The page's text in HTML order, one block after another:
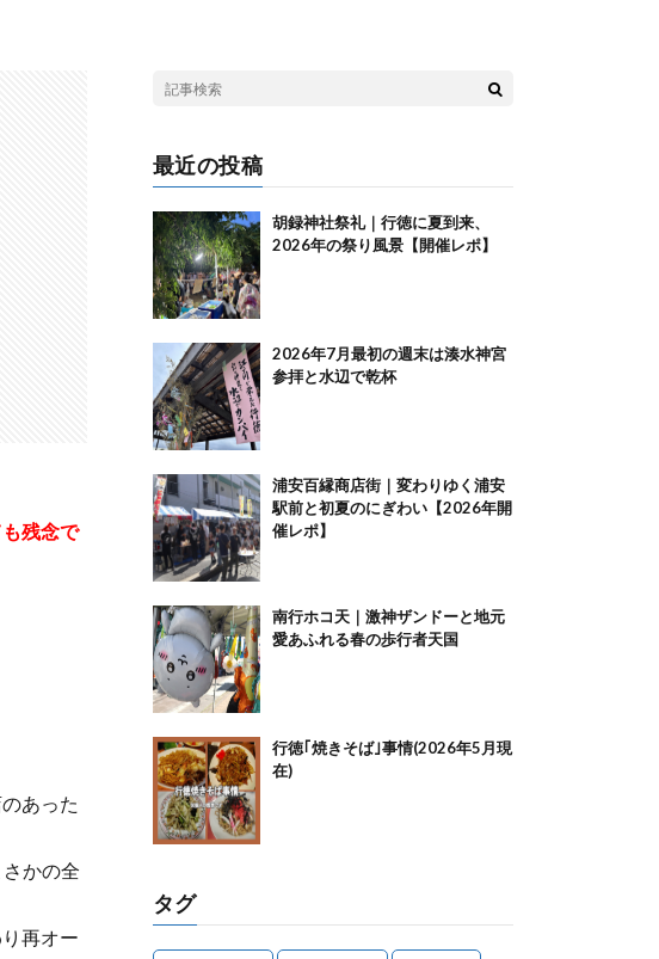
残念で
あった
かの全
再オー
最近の投稿
胡録神社祭礼｜行徳に夏到来、
2026年の祭り風景【開催レポ】
2026年7月最初の週末は湊水神宮
参拝と水辺で乾杯
浦安百縁商店街｜変わりゆく浦安
駅前と初夏のにぎわい【2026年開
催レポ】
南行ホコ天｜激神ザンドーと地元
愛あふれる春の歩行者天国
行徳｢焼きそば｣事情(2026年5月現
在)
タグ